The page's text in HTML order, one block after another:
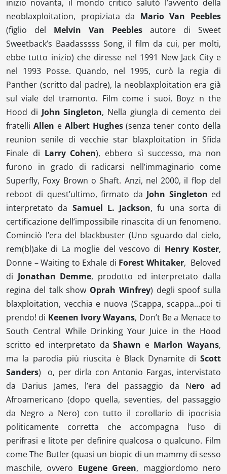
neoblaxploitation, propiziata da Mario Van Peebles
(figlio del Melvin Van Peebles autore di Sweet
Sweetback’s Baadasssss Song, il film da cui, per molti,
ebbe tutto inizio) che diresse nel 1991 New Jack Citye
nel 1993 Posse. Quando, nel 1995, curò la regia di
Panther (scritto dal padre), la neoblaxploitation era già
sul viale del tramonto. Film come i suoi, Boyz n the
Hood di John Singleton, Nella giungla di cemento dei
fratelli Allen e Albert Hughes(senza tener conto della
reunion senile di vecchie star blaxploitation inSfida
Finale di Larry Cohen), ebbero sì successo, ma non
furono in grado di radicarsi nell’immaginario come
Superfly, Foxy Brown oShaft. Anzi, nel 2000, il flop del
reboot di quest’ultimo, firmato da John Singleton ed
interpretato da Samuel L. Jackson, fu una sorta di
certificazione dell’impossibile rinascita di un fenomeno.
Cominciò l’era del blackbuster (Uno sguardo dal cielo,
rem(bl)ake di La moglie del vescovo di Henry Koster,
Donne – Waiting to Exhale di Forest Whitaker, Beloved
di Jonathan Demme, prodotto ed interpretato dalla
regina del talk show Oprah Winfrey) degli spoof sulla
blaxploitation, vecchia e nuova (Scappa, scappa…poi ti
prendo! di Keenen Ivory Wayans, Don’t Be a Menace to
South Central While Drinking Your Juice in the Hood
scritto ed interpretato daShawn e Marlon Wayans,
ma la parodia più riuscita è Black Dynamite di Scott
Sanders) o, per dirla con Antonio Fargas, intervistato
da Darius James, l’era del passaggio da Nero ad
Afroamericano (dopo quella,seventies, del passaggio
da Negro a Nero) con tutto il corollario di ipocrisia
politicamente corretta che accompagna l’uso di
perifrasi e litote per definire qualcosa o qualcuno. Film
comeThe Butler(quasi un biopic di un mammy di sesso
maschile, ovvero Eugene Green, maggiordomo nero